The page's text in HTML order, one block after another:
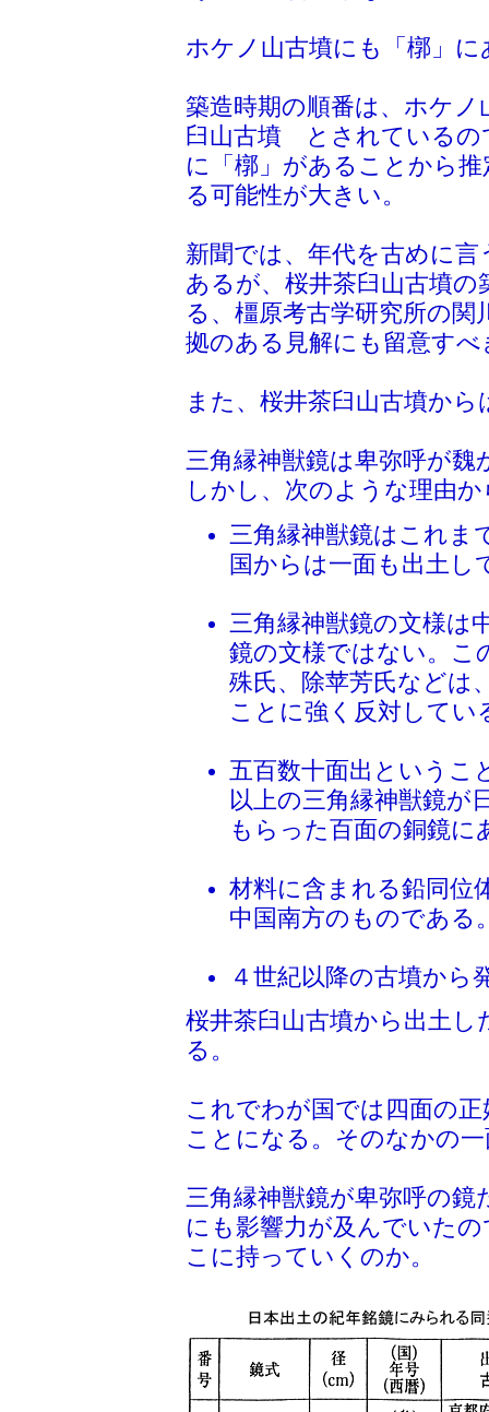
ホケノ山古墳にも「槨」
築造時期の順番は、ホ
臼山古墳 とされているの
に「槨」があることから
る可能性が大きい。
新聞では、年代を古めに
あるが、桜井茶臼山古墳
る、橿原考古学研究所の関
拠のある見解にも留意す
また、桜井茶臼山古墳か
三角縁神獣鏡は卑弥呼が
しかし、次のような理由
三角縁神獣鏡はこれま
国からは一面も出土し
三角縁神獣鏡の文様は
鏡の文様ではない。こ
殊氏、除苹芳氏などは
ことに強く反対してい
五百数十面出というこ
以上の三角縁神獣鏡が
もらった百面の銅鏡
材料に含まれる鉛同位
中国南方のものである
４世紀以降の古墳から
桜井茶臼山古墳から出土し
る。
これでわが国では四面の
ことになる。そのなかの
三角縁神獣鏡が卑弥呼の
にも影響力が及んでいた
こに持っていくのか。